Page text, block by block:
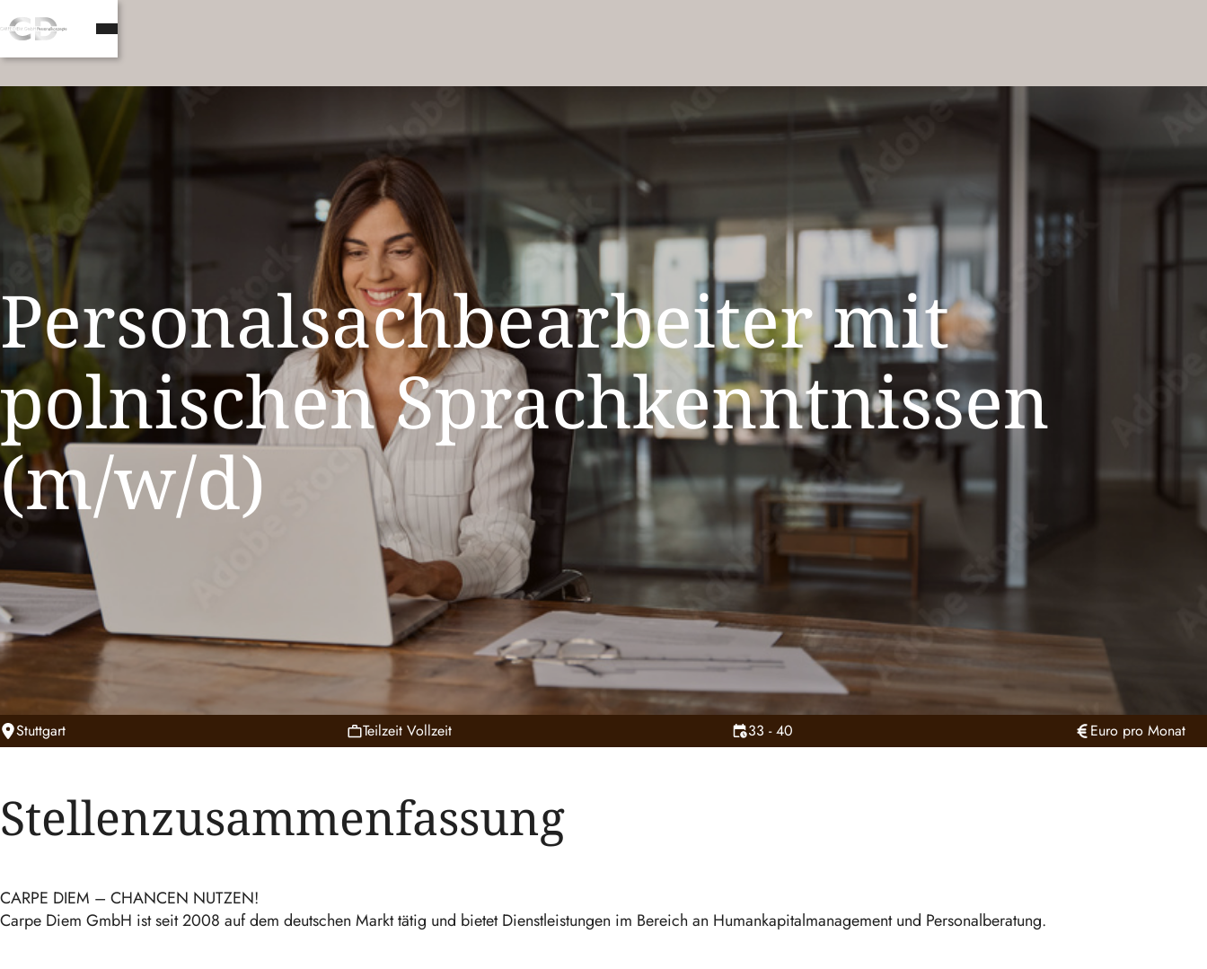
Personalsachbearbeiter mit
polnischen Sprachkenntnissen
(m/w/d)
Stuttgart Teilzeit Vollzeit 33 - 40 Euro pro Monat
Stellenzusammenfassung
CARPE DIEM – CHANCEN NUTZEN!
Carpe Diem GmbH ist seit 2008 auf dem deutschen Markt tätig und bietet Dienstleistungen im Bereich an Humankapitalmanagement und Personalberatung.